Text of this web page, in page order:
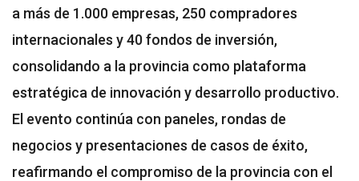
a más de 1.000 empresas, 250 compradores
internacionales y 40 fondos de inversión,
consolidando a la provincia como plataforma
estratégica de innovación y desarrollo productivo.
El evento continúa con paneles, rondas de
negocios y presentaciones de casos de éxito,
reafirmando el compromiso de la provincia con el